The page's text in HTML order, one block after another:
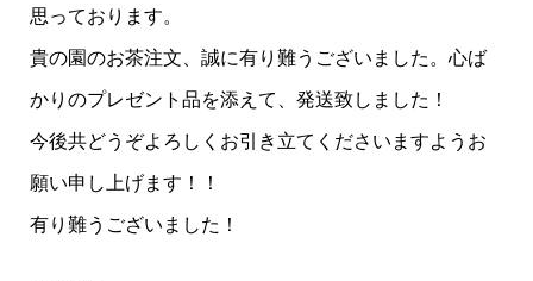
思っております。
貴の園のお茶注文、誠に有り難うございました。心ば
かりのプレゼント品を添えて、発送致しました！
今後共どうぞよろしくお引き立てくださいますようお
願い申し上げます！！
有り難うございました！